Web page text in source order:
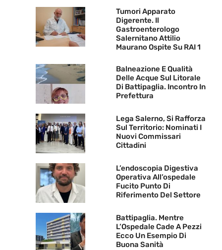
Tumori Apparato
Digerente. Il
Gastroenterologo
Salernitano Attilio
Maurano Ospite Su RAI 1
Balneazione E Qualità
Delle Acque Sul Litorale
Di Battipaglia. Incontro In
Prefettura
Lega Salerno, Si Rafforza
Sul Territorio: Nominati I
Nuovi Commissari
Cittadini
L’endoscopia Digestiva
Operativa All’ospedale
Fucito Punto Di
Riferimento Del Settore
Battipaglia. Mentre
L’Ospedale Cade A Pezzi
Ecco Un Esempio Di
Buona Sanità